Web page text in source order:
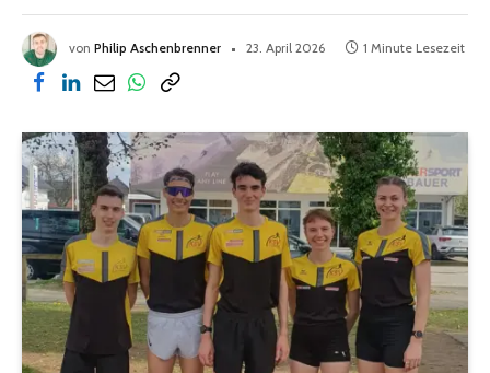
von Philip Aschenbrenner 23. April 2026 1 Minute Lesezeit